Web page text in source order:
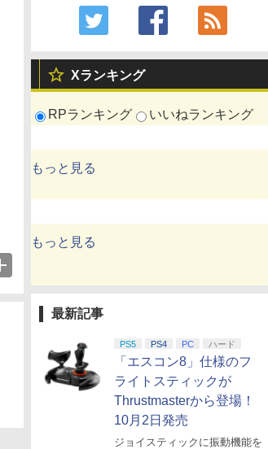
Xランキング
RPランキング いいねランキング
もっと見る
もっと見る
最新記事
PS5 PS4 PC ハード
「エスコン8」仕様のフ
ライトスティックが
Thrustmasterから登場！
10月2日発売
ジョイスティックに振動機能を